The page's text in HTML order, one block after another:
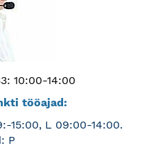
10:00-14:00
tööajad:
15:00, L 09:00-14:00.
P